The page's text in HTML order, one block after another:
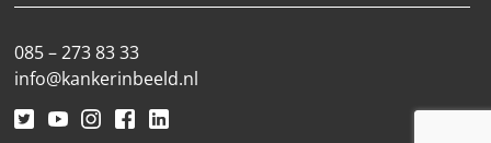
085 – 273 83 33
info@kankerinbeeld.nl